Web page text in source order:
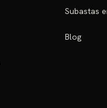
Subastas
Blog